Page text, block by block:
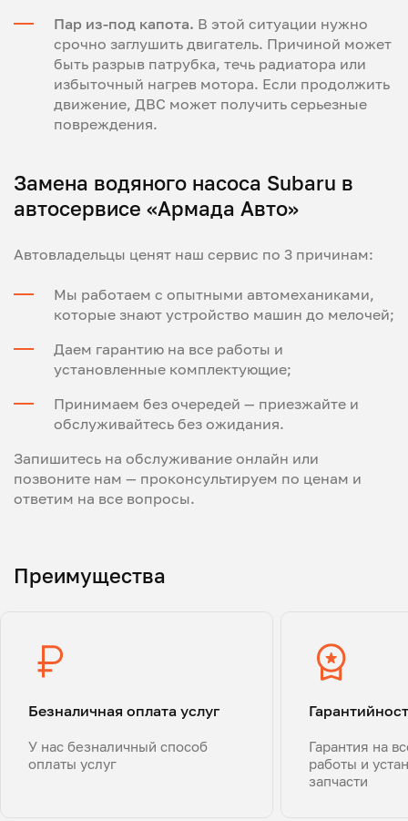
Пар из-под капота. В этой ситуации нужно
срочно заглушить двигатель. Причиной может
быть разрыв патрубка, течь радиатора или
избыточный нагрев мотора. Если продолжить
движение, ДВС может получить серьезные
повреждения.
Замена водяного насоса Subaru в
автосервисе «Армада Авто»
Автовладельцы ценят наш сервис по 3 причинам:
Мы работаем с опытными автомеханиками,
которые знают устройство машин до мелочей;
Даем гарантию на все работы и
установленные комплектующие;
Принимаем без очередей — приезжайте и
обслуживайтесь без ожидания.
Запишитесь на обслуживание онлайн или
позвоните нам — проконсультируем по ценам и
ответим на все вопросы.
Преимущества
Безналичная оплата услуг
У нас безналичный способ
оплаты услуг
Гарантия на
работы и
запчасти